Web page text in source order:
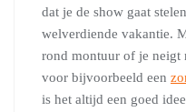
dat je de show gaat
welverdiende vakantie.
rond montuur of je neigt
voor bijvoorbeeld een
is het altijd een goed